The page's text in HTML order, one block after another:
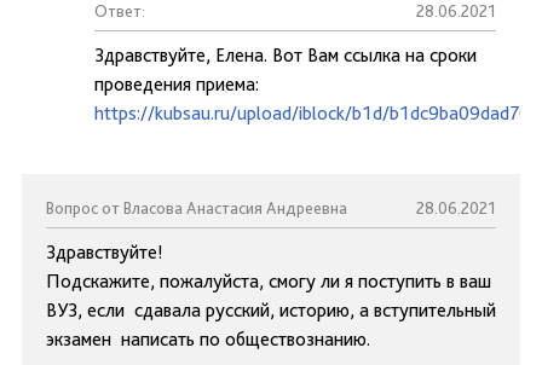
Ответ: 28.06.2021
Здравствуйте, Елена. Вот Вам ссылка на сроки
проведения приема:
https://kubsau.ru/upload/iblock/b1d/
Вопрос от Власова Анастасия Андреевна 28.06.2021
Здравствуйте!
Подскажите, пожалуйста, смогу ли я поступить в ваш
ВУЗ, если сдавала русский, историю, а вступительный
экзамен написать по обществознанию.